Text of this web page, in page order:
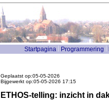
Startpagina Programmering
Geplaatst op:05-05-2026
Bijgewerkt op:05-05-2026 17:15
ETHOS-telling: inzicht in